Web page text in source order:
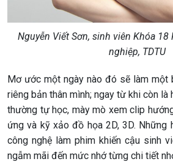
Nguyễn Viết Sơn, sinh viên Khóa
nghiệp, TDTU
Mơ ước một ngày nào đó sẽ làm một
riêng bản thân mình; ngay từ khi còn là
thường tự học, mày mò xem clip
ứng và kỹ xảo đồ họa 2D, 3D. Những
công nghệ làm phim khiến cậu sinh
ngẫm mãi đến mức nhớ từng chi tiết